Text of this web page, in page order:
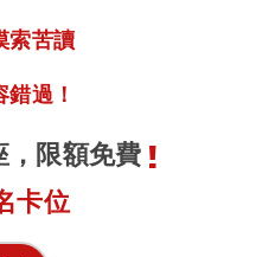
索苦讀
過！
限額免費
卡位